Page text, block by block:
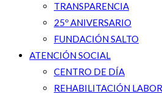
TRANSPARENCIA
25º ANIVERSARIO
FUNDACIÓN SALTO
ATENCIÓN SOCIAL
CENTRO DE DÍA
REHABILITACIÓN